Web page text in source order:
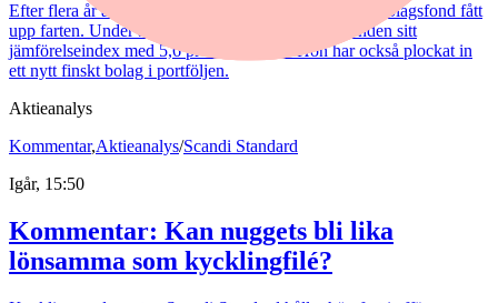
Efter flera år av motvind har Henrietta Theorells småbolagsfond fått
upp farten. Under årets första sex månader slog fonden sitt
jämförelseindex med 5,6 procentenheter. Hon har också plockat in
ett nytt finskt bolag i portföljen.
Aktieanalys
Kommentar,Aktieanalys/Scandi Standard
Igår, 15:50
Kommentar: Kan nuggets bli lika
lönsamma som kycklingfilé?